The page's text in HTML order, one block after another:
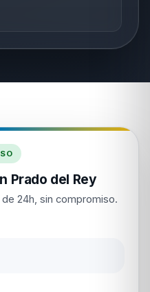
Prado del Rey
24h, sin compromiso.